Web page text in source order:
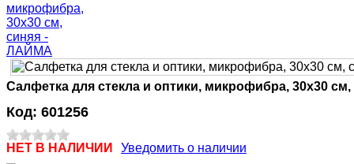
Салфетка для стекла и оптики, микрофибра, 30х30
Код: 601256
НЕТ В НАЛИЧИИ
Уведомить о наличии